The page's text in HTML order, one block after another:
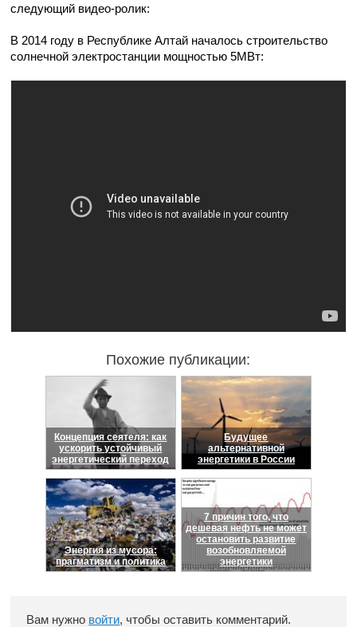
следующий видео-ролик:
В 2014 году в Республике Алтай началось строительство
солнечной электростанции мощностью 5МВт:
Похожие публикации:
Концепция сеятеля: как
ускорить устойчивый
энергетический переход
Будущее
альтернативной
энергетики в России
Энергия из мусора:
прагматизм и политика
7 причин того, что
дешевая нефть не может
остановить развитие
возобновляемой
энергетики
Вам нужно войти, чтобы оставить комментарий.